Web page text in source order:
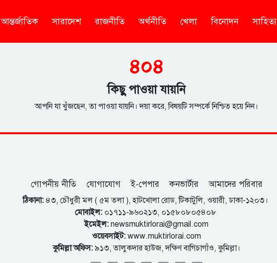
আন্তর্জাতিক সারাদেশ রাজনীতি অর্থনীতি খেলা বিনোদন সাহিত্য
৪০৪
কিছু পাওয়া যায়নি
আপনি যা খুঁজছেন, তা পাওয়া যায়নি। দয়া করে, বিষয়টি সম্পর্কে নিশ্চিত হয়ে নিন।
গোপনীয় নীতি যোগাযোগ ই-পেপার কনভার্টার আমাদের পরিবার
ঠিকানা: ৪৩, চৌধুরী মল ( ৫ম তলা ), হাটখোলা রোড, টিকাটুলি, ওয়ারী, ঢাকা-১২০৩।
মোবাইল:০১৭১১-৯৬০২১৩, ০১৫৮০৮০৫৪০৮
ইমেইল: newsmuktirlorai@gmail.com
ওয়েবসাইট: www.muktirlorai.com
কুমিল্লা অফিস: ৯১৩, তালুকদার হাউজ, দক্ষিণ বাগিচাগাঁও, কুমিল্লা।